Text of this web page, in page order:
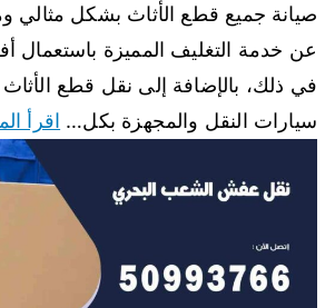
صيانة جميع قطع الأثاث بشكل مثالي
عن خدمة التغليف المميزة باستعمال
في ذلك، بالإضافة إلى نقل قطع
سيارات النقل والمجهزة بكل… اقرأ